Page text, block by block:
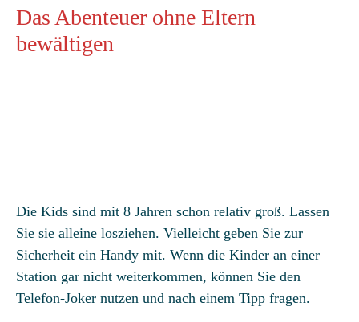
Das Abenteuer ohne Eltern
bewältigen
Die Kids sind mit 8 Jahren schon relativ groß. Lassen
Sie sie alleine losziehen. Vielleicht geben Sie zur
Sicherheit ein Handy mit. Wenn die Kinder an einer
Station gar nicht weiterkommen, können Sie den
Telefon-Joker nutzen und nach einem Tipp fragen.